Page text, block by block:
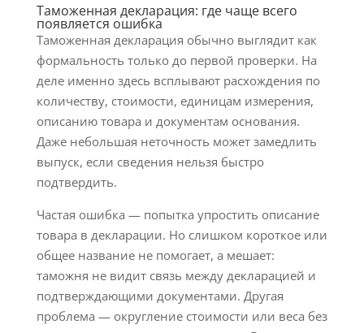
Таможенная декларация: где чаще всего
появляется ошибка
Таможенная декларация обычно выглядит как
формальность только до первой проверки. На
деле именно здесь всплывают расхождения по
количеству, стоимости, единицам измерения,
описанию товара и документам основания.
Даже небольшая неточность может замедлить
выпуск, если сведения нельзя быстро
подтвердить.
Частая ошибка — попытка упростить описание
товара в декларации. Но слишком короткое или
общее название не помогает, а мешает:
таможня не видит связь между декларацией и
подтверждающими документами. Другая
проблема — округление стоимости или веса без